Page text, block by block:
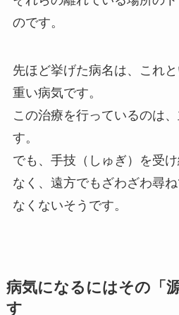
のです。
先ほど挙げた病名は、これ
重い病気です。
この治療を行っているのは
す。
でも、手技（しゅぎ）を受
なく、遠方でもざわざわ尋
なくないそうです。
病気になるにはその「
す